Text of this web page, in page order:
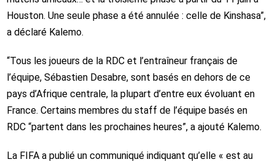
Houston. Une seule phase a été annulée : celle de Kinshasa”,
a déclaré Kalemo.
“Tous les joueurs de la RDC et l’entraîneur français de
l’équipe, Sébastien Desabre, sont basés en dehors de ce
pays d’Afrique centrale, la plupart d’entre eux évoluant en
France. Certains membres du staff de l’équipe basés en
RDC “partent dans les prochaines heures”, a ajouté Kalemo.
La FIFA a publié un communiqué indiquant qu’elle « est au